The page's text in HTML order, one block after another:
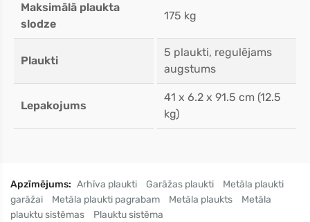
Maksimālā plaukta
slodze
175 kg
Plaukti
5 plaukti, regulējams
augstums
Lepakojums
41 x 6.2 x 91.5 cm (12.5
kg)
Apzīmējums: Arhīva plaukti Garāžas plaukti
Metāla plaukti
garāžai
Metāla plaukti pagrabam Metāla plaukts
Metāla
plauktu sistēmas
Plauktu sistēma